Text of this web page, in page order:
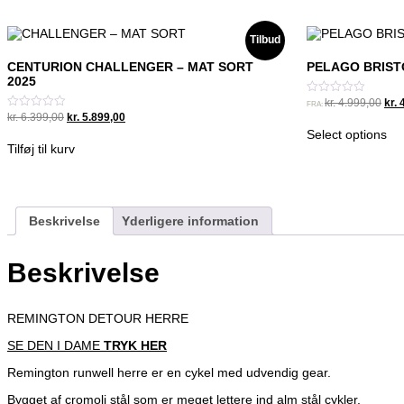
Tilbud
CENTURION CHALLENGER – MAT SORT
2025
Vurderet
af
kr.6.399,00 Original
kr. 6.399,00.
kr. 5.899,00Current
Tilføj til kurv
PELAGO
Vurderet
af
FRA: kr.4.999,00
kr.
kr.
Select options
Beskrivelse Yderligere information
Beskrivelse
REMINGTON DETOUR HERRE
SE DEN I DAME TRYK HER
Remington runwell herre er en cykel med udvendig gear.
Bygget af cromoli stål som er meget lettere ind alm stål cykler.